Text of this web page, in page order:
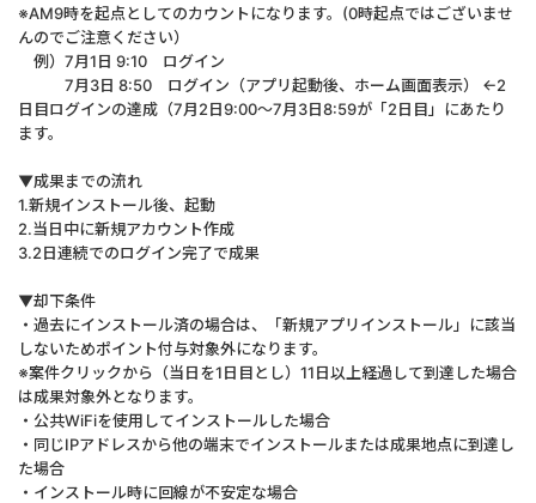
※AM9時を起点としてのカウントになります。(0時起点ではございませ
んのでご注意ください）
例）7月1日 9:10 ログイン
7月3日 8:50 ログイン（アプリ起動後、ホーム画面表示） ←2
日目ログインの達成（7月2日9:00～7月3日8:59が「2日目」にあたり
ます。
▼成果までの流れ
1.新規インストール後、起動
2.当日中に新規アカウント作成
3.2日連続でのログイン完了で成果
▼却下条件
・過去にインストール済の場合は、「新規アプリインストール」に該当
しないためポイント付与対象外になります。
※案件クリックから（当日を1日目とし）11日以上経過して到達した場合
は成果対象外となります。
・公共WiFiを使用してインストールした場合
・同じIPアドレスから他の端末でインストールまたは成果地点に到達し
た場合
・インストール時に回線が不安定な場合